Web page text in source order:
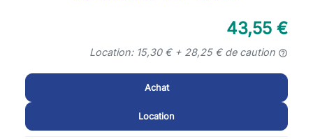
43,55 €
Location: 15,30 € + 28,25 € de caution help_outline
Achat
Location